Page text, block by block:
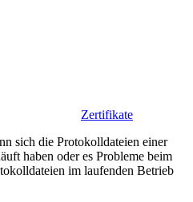
Zertifikate
sich die Protokolldateien einer
haben oder es Probleme beim
im laufenden Betrieb